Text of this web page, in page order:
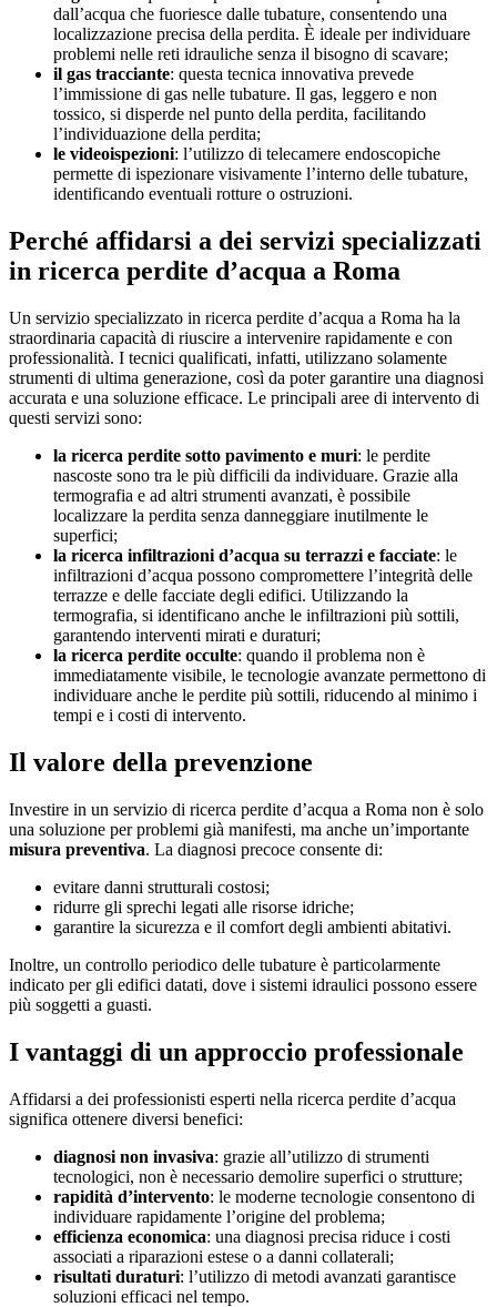
dall’acqua che fuoriesce dalle tubature, consentendo una
localizzazione precisa della perdita. È ideale per individuare
problemi nelle reti idrauliche senza il bisogno di scavare;
il gas tracciante: questa tecnica innovativa prevede
l’immissione di gas nelle tubature. Il gas, leggero e non
tossico, si disperde nel punto della perdita, facilitando
l’individuazione della perdita;
le videoispezioni: l’utilizzo di telecamere endoscopiche
permette di ispezionare visivamente l’interno delle tubature,
identificando eventuali rotture o ostruzioni.
Perché affidarsi a dei servizi specializzati
in ricerca perdite d’acqua a Roma
Un servizio specializzato in ricerca perdite d’acqua a Roma ha la
straordinaria capacità di riuscire a intervenire rapidamente e con
professionalità. I tecnici qualificati, infatti, utilizzano solamente
strumenti di ultima generazione, così da poter garantire una diagnosi
accurata e una soluzione efficace. Le principali aree di intervento di
questi servizi sono:
la ricerca perdite sotto pavimento e muri: le perdite
nascoste sono tra le più difficili da individuare. Grazie alla
termografia e ad altri strumenti avanzati, è possibile
localizzare la perdita senza danneggiare inutilmente le
superfici;
la ricerca infiltrazioni d’acqua su terrazzi e facciate: le
infiltrazioni d’acqua possono compromettere l’integrità delle
terrazze e delle facciate degli edifici. Utilizzando la
termografia, si identificano anche le infiltrazioni più sottili,
garantendo interventi mirati e duraturi;
la ricerca perdite occulte: quando il problema non è
immediatamente visibile, le tecnologie avanzate permettono di
individuare anche le perdite più sottili, riducendo al minimo i
tempi e i costi di intervento.
Il valore della prevenzione
Investire in un servizio di ricerca perdite d’acqua a Roma non è solo
una soluzione per problemi già manifesti, ma anche un’importante
misura preventiva. La diagnosi precoce consente di:
evitare danni strutturali costosi;
ridurre gli sprechi legati alle risorse idriche;
garantire la sicurezza e il comfort degli ambienti abitativi.
Inoltre, un controllo periodico delle tubature è particolarmente
indicato per gli edifici datati, dove i sistemi idraulici possono essere
più soggetti a guasti.
I vantaggi di un approccio professionale
Affidarsi a dei professionisti esperti nella ricerca perdite d’acqua
significa ottenere diversi benefici:
diagnosi non invasiva: grazie all’utilizzo di strumenti
tecnologici, non è necessario demolire superfici o strutture;
rapidità d’intervento: le moderne tecnologie consentono di
individuare rapidamente l’origine del problema;
efficienza economica: una diagnosi precisa riduce i costi
associati a riparazioni estese o a danni collaterali;
risultati duraturi: l’utilizzo di metodi avanzati garantisce
soluzioni efficaci nel tempo.